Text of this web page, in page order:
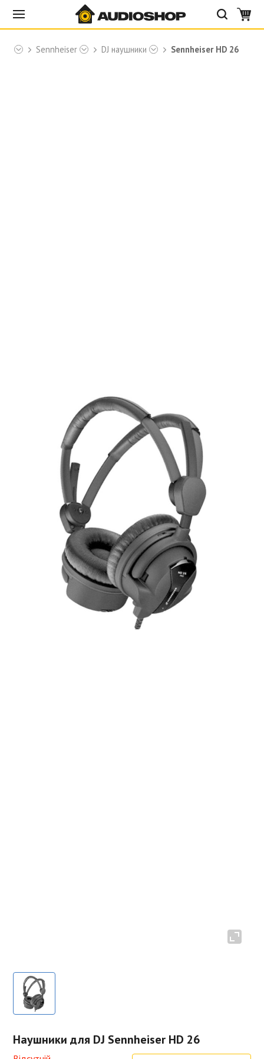
Sennheiser DJ наушники Sennheiser HD 26
Наушники для DJ Sennheiser HD 26